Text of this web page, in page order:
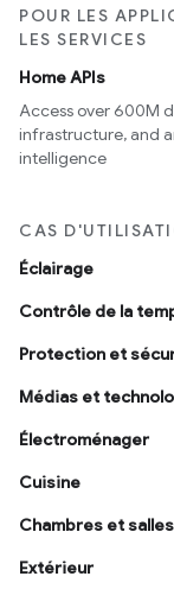
POUR LES
LES SERVICES
Home APIs
Access over 600M
infrastructure, and
intelligence
CAS
Éclairage
Contrôle de la
Protection et
Médias et
Électroménager
Cuisine
Chambres et
Extérieur